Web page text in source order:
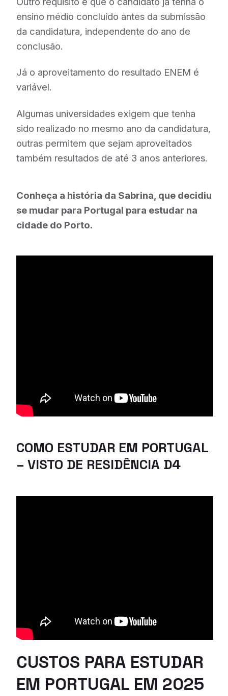
ensino médio concluído antes da submissão
da candidatura, independente do ano de
conclusão.
Já o aproveitamento do resultado ENEM é
variável.
Algumas universidades exigem que tenha
sido realizado no mesmo ano da candidatura,
outras permitem que sejam aproveitados
também resultados de até 3 anos anteriores.
Conheça a história da Sabrina, que decidiu
se mudar para Portugal para estudar na
cidade do Porto.
COMO ESTUDAR EM PORTUGAL
– VISTO DE RESIDÊNCIA D4
CUSTOS PARA ESTUDAR
EM PORTUGAL EM 2025